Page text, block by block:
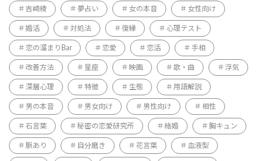
吉崎綾 夢占い 女の本音 女性向け
婚活 対処法 復縁 心理テスト
恋の溜まりBar 恋愛 恋活 手相
改善方法 星座 映画 歌・曲 浮気
深層心理 特徴 生態 用語解説
男の本音 男女向け 男性向け 相性
石言葉 秘密の恋愛研究所 結婚 胸キュン
脈あり 自分磨き 花言葉 血液型